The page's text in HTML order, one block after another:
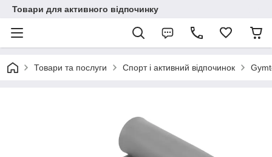
Товари для активного відпочинку
Товари та послуги Спорт і активний відпочинок